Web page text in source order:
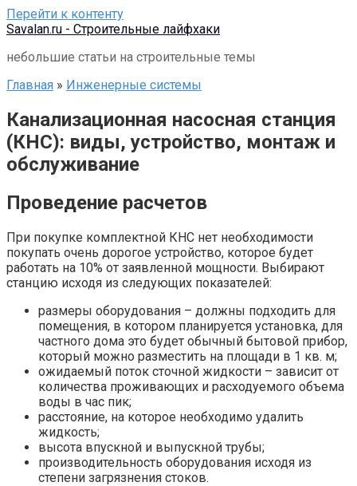
Перейти к контенту
Savalan.ru - Строительные лайфхаки
небольшие статьи на строительные темы
Главная » Инженерные системы
Канализационная насосная станция
(КНС): виды, устройство, монтаж и
обслуживание
Проведение расчетов
При покупке комплектной КНС нет необходимости
покупать очень дорогое устройство, которое будет
работать на 10% от заявленной мощности. Выбирают
станцию исходя из следующих показателей:
размеры оборудования – должны подходить для
помещения, в котором планируется установка, для
частного дома это будет обычный бытовой прибор,
который можно разместить на площади в 1 кв. м;
ожидаемый поток сточной жидкости – зависит от
количества проживающих и расходуемого объема
воды в час пик;
расстояние, на которое необходимо удалить
жидкость;
высота впускной и выпускной трубы;
производительность оборудования исходя из
степени загрязнения стоков.